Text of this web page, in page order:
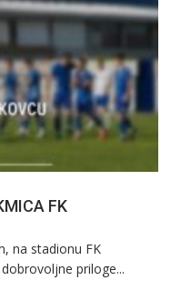
FK
na stadionu FK
priloge...